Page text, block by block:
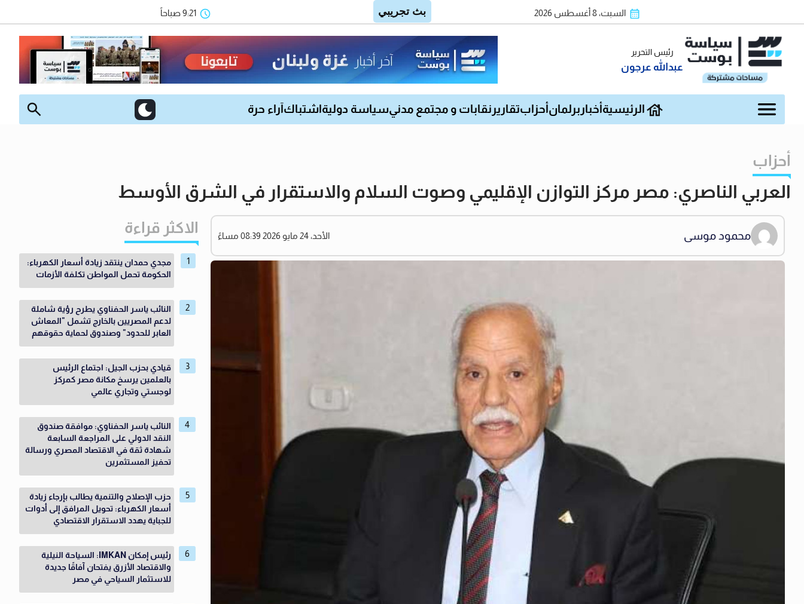
السبت، 8 أغسطس 2026 9:21 صباحاً
رئيس التحرير
عبدالله عرجون
الرئيسية أخبار برلمان أحزابتقارير نقابات و مجتمع مدنيسياسة دولية اشتباك آراء حرة
أحزاب
العربي الناصري: مصر مركز التوازن الإقليمي وصوت السلام والاستقرار في الشرق الأوسط
محمود موسى الأحد، 24 مايو 2026 08:39 مساءً الاكثر قراءة
مجدي حمدان ينتقد زيادة أسعار الكهرباء:
الحكومة تحمل المواطن تكلفة الأزمات
النائب ياسر الحفناوي يطرح رؤية شاملة
لدعم المصريين بالخارج تشمل "المعاش
العابر للحدود" وصندوق لحماية حقوقهم
قيادي بحزب الجيل: اجتماع الرئيس
بالعلمين يرسخ مكانة مصر كمركز
لوجستي وتجاري عالمي
النائب ياسر الحفناوي: موافقة صندوق
النقد الدولي على المراجعة السابعة
شهادة ثقة في الاقتصاد المصري ورسالة
تحفيز المستثمرين
حزب الإصلاح والتنمية يطالب بإرجاء زيادة
أسعار الكهرباء: تحويل المرافق إلى أدوات
للجباية يهدد الاستقرار الاقتصادي
رئيس إمكان IMKAN: السياحة النيلية
والاقتصاد الأزرق يفتحان آفاقًا جديدة
للاستثمار السياحي في مصر